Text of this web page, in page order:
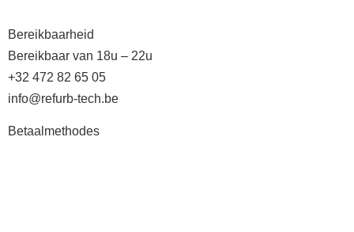
Bereikbaarheid
Bereikbaar van 18u – 22u
+32 472 82 65 05
info@refurb-tech.be
Betaalmethodes